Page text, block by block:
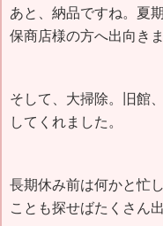
あと、納品ですね。夏
保商店様の方へ出向きま
そして、大掃除。旧館
してくれました。
長期休み前は何かと忙
ことも探せばたくさん